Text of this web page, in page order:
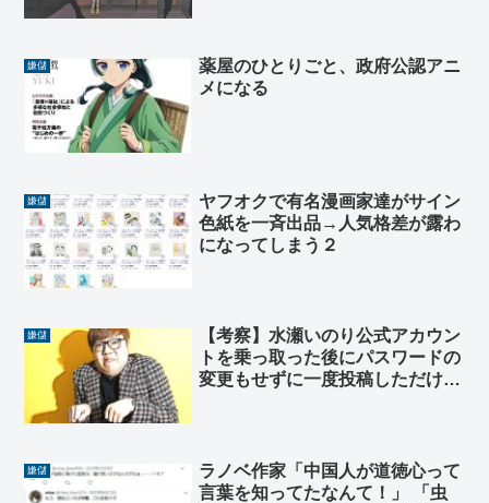
嫌儲
薬屋のひとりごと、政府公認アニ
メになる
嫌儲
ヤフオクで有名漫画家達がサイン
色紙を一斉出品→人気格差が露わ
になってしまう２
嫌儲
【考察】水瀬いのり公式アカウン
トを乗っ取った後にパスワードの
変更もせずに一度投稿しただけで
嫌儲
ラノベ作家「中国人が道徳心って
言葉を知ってたなんて！」 「虫